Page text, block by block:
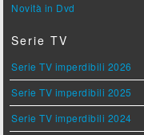
Novità in Dvd
Serie TV
Serie TV imperdibili 2026
Serie TV imperdibili 2025
Serie TV imperdibili 2024